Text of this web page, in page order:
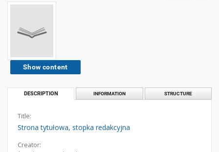
Show content
DESCRIPTION INFORMATION STRUCTURE
Title:
Strona tytułowa, stopka redakcyjna
Creator: